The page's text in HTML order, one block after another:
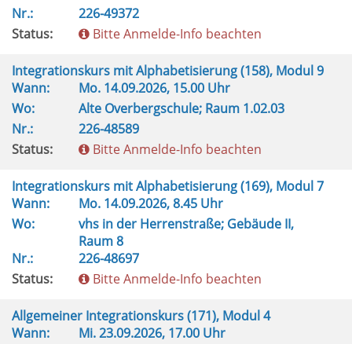
Nr.:
226-49372
Status:
Bitte Anmelde-Info beachten
Integrationskurs mit Alphabetisierung (158), Modul 9
Wann:
Mo. 14.09.2026, 15.00 Uhr
Wo:
Alte Overbergschule; Raum 1.02.03
Nr.:
226-48589
Status:
Bitte Anmelde-Info beachten
Integrationskurs mit Alphabetisierung (169), Modul 7
Wann:
Mo. 14.09.2026, 8.45 Uhr
Wo:
vhs in der Herrenstraße; Gebäude II,
Raum 8
Nr.:
226-48697
Status:
Bitte Anmelde-Info beachten
Allgemeiner Integrationskurs (171), Modul 4
Wann:
Mi.23.09.2026, 17.00 Uhr